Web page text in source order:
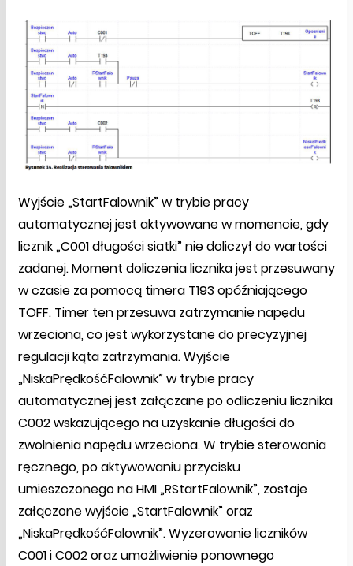
Wyjście „StartFalownik” w trybie pracy
automatycznej jest aktywowane w momencie, gdy
licznik „C001 długości siatki” nie doliczył do wartości
zadanej. Moment doliczenia licznika jest przesuwany
w czasie za pomocą timera T193 opóźniającego
TOFF. Timer ten przesuwa zatrzymanie napędu
wrzeciona, co jest wykorzystane do precyzyjnej
regulacji kąta zatrzymania. Wyjście
„NiskaPrędkośćFalownik” w trybie pracy
automatycznej jest załączane po odliczeniu licznika
C002 wskazującego na uzyskanie długości do
zwolnienia napędu wrzeciona. W trybie sterowania
ręcznego, po aktywowaniu przycisku
umieszczonego na HMI „RStartFalownik”, zostaje
załączone wyjście „StartFalownik” oraz
„NiskaPrędkośćFalownik”. Wyzerowanie liczników
C001 i C002 oraz umożliwienie ponownego